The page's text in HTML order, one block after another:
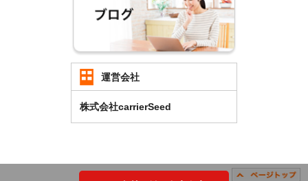
運営会社
株式会社carrierSeed